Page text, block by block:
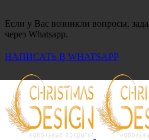
Если у Вас возникли вопросы,
через Whatsapp.
НАПИСАТЬ В WHATSAPP